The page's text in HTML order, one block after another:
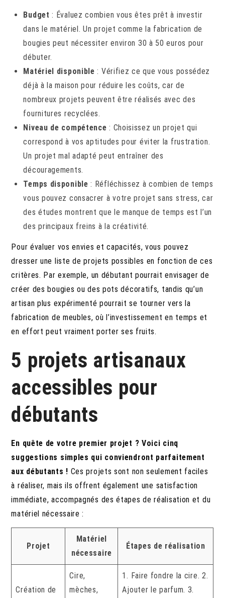
Budget : Évaluez combien vous êtes prêt à investir
dans le matériel. Un projet comme la fabrication de
bougies peut nécessiter environ 30 à 50 euros pour
débuter.
Matériel disponible : Vérifiez ce que vous possédez
déjà à la maison pour réduire les coûts, car de
nombreux projets peuvent être réalisés avec des
fournitures recyclées.
Niveau de compétence : Choisissez un projet qui
correspond à vos aptitudes pour éviter la frustration.
Un projet mal adapté peut entraîner des
découragements.
Temps disponible : Réfléchissez à combien de temps
vous pouvez consacrer à votre projet sans stress, car
des études montrent que le manque de temps est l’un
des principaux freins à la créativité.
Pour évaluer vos envies et capacités, vous pouvez
dresser une liste de projets possibles en fonction de ces
critères. Par exemple, un débutant pourrait envisager de
créer des bougies ou des pots décoratifs, tandis qu’un
artisan plus expérimenté pourrait se tourner vers la
fabrication de meubles, où l’investissement en temps et
en effort peut vraiment porter ses fruits.
5 projets artisanaux
accessibles pour
débutants
En quête de votre premier projet ? Voici cinq
suggestions simples qui conviendront parfaitement
aux débutants ! Ces projets sont non seulement faciles
à réaliser, mais ils offrent également une satisfaction
immédiate, accompagnés des étapes de réalisation et du
matériel nécessaire :
Projet
Matériel
nécessaire
Étapes de réalisation
Création de
Cire,
mèches,
1. Faire fondre la cire. 2.
Ajouter le parfum. 3.